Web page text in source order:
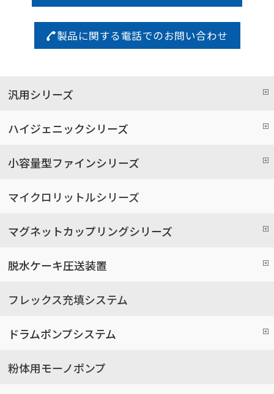
製品に関する電話でのお問い合わせ
汎用シリーズ
ハイジェニックシリーズ
小容量型ファインシリーズ
マイクロリットルシリーズ
マグネットカップリングシリーズ
脱水ケーキ圧送装置
フレックス充填システム
ドラムポンプシステム
粉体用モーノポンプ